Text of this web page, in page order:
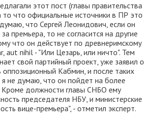
этот пост (главы правительства
то что официальные источники в ПР это
что Сергей Леонидович, если он
премьера, то не согласится на другие
что он действует по древнеримскому
aut nihil - "Или Цезарь, или ничто". Тем
свой партийный проект, уже заявил о
оппозиционный Кабмин, и после таких
я не думаю, что он пойдет на более
Кроме должности главы СНБО ему
председателя НБУ, и министерские
вице-премьера", - отметил эксперт.